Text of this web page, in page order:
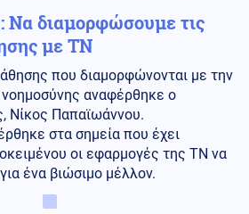
διαμορφώσουμε τις
με ΤΝ
που διαμορφώνονται με την
αναφέρθηκε ο
Νίκος Παπαϊωάννου.
στα σημεία που έχει
οι εφαρμογές της ΤΝ να
ένα βιώσιμο μέλλον.